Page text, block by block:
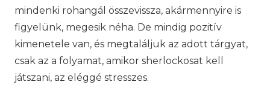
mindenki rohangál összevissza, akármennyire is
figyelünk, megesik néha. De mindig pozitív
kimenetele van, és megtaláljuk az adott tárgyat,
csak az a folyamat, amikor sherlockosat kell
játszani, az eléggé stresszes.